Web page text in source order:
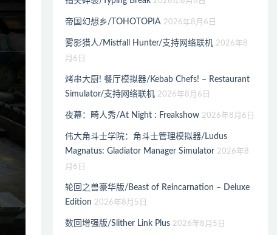
帝国幻想乡/TOHOTOPIA 2026年8月6日
雾影猎人/Mistfall Hunter/支持网络联机 2026年8
月6日
烤串大厨! 餐厅模拟器/Kebab Chefs! – Restaurant
Simulator/支持网络联机 2026年8月6日
夜幕：畸人秀/At Night : Freakshow 2026年8月6日
伟大角斗士学院：角斗士管理模拟器/Ludus
Magnatus: Gladiator Manager Simulator 2026年8
月6日
轮回之兽豪华版/Beast of Reincarnation – Deluxe
Edition 2026年8月5日
数回增强版/Slither Link Plus 2026年8月5日